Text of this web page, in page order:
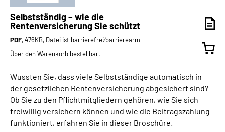
Selbstständig – wie die
Rentenversicherung Sie schützt
PDF, 476KB, Datei ist barrierefrei⁄barrierearm
Über den Warenkorb bestellbar.
Wussten Sie, dass viele Selbstständige automatisch in
der gesetzlichen Rentenversicherung abgesichert sind?
Ob Sie zu den Pflichtmitgliedern gehören, wie Sie sich
freiwillig versichern können und wie die Beitragszahlung
funktioniert, erfahren Sie in dieser Broschüre.